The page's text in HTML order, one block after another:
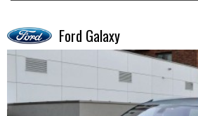
Ford Galaxy